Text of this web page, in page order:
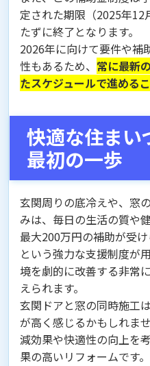
定された期限（2025年
たずに終了となります。
2026年に向けて要件や補
性もあるため、 常に最新
たスケジュールで進める
快適な住まい
最初の一歩
玄関周りの底冷えや、窓
みは、毎日の生活の質や
最大200万円の補助が受
という強力な支援制度が
境を劇的に改善する非常
えられます。
玄関ドアと窓の同時施工
が高く感じるかもしれま
減効果や快適性の向上を
果の高いリフォームです。